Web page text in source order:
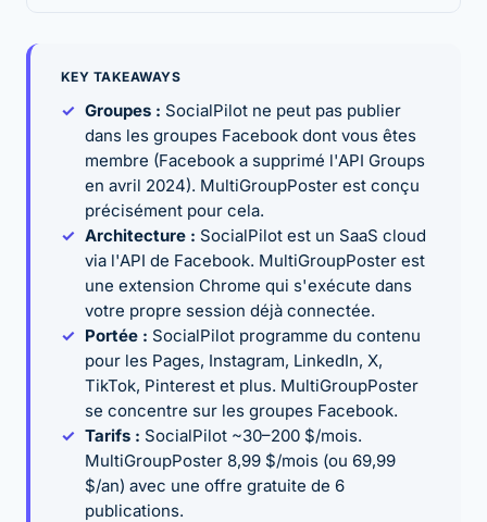
KEY TAKEAWAYS
Groupes : SocialPilot ne peut pas publier
dans les groupes Facebook dont vous êtes
membre (Facebook a supprimé l'API Groups
en avril 2024). MultiGroupPoster est conçu
précisément pour cela.
Architecture : SocialPilot est un SaaS cloud
via l'API de Facebook. MultiGroupPoster est
une extension Chrome qui s'exécute dans
votre propre session déjà connectée.
Portée : SocialPilot programme du contenu
pour les Pages, Instagram, LinkedIn, X,
TikTok, Pinterest et plus. MultiGroupPoster
se concentre sur les groupes Facebook.
Tarifs : SocialPilot ~30–200 $/mois.
MultiGroupPoster 8,99 $/mois (ou 69,99
$/an) avec une offre gratuite de 6
publications.